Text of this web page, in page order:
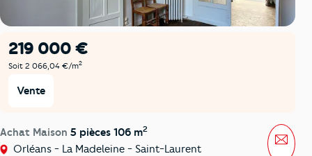
219 000 €
Soit 2 066,04 €/m2
Vente
Achat Maison 5 pièces 106 m2
Orléans - La Madeleine - Saint-Laurent